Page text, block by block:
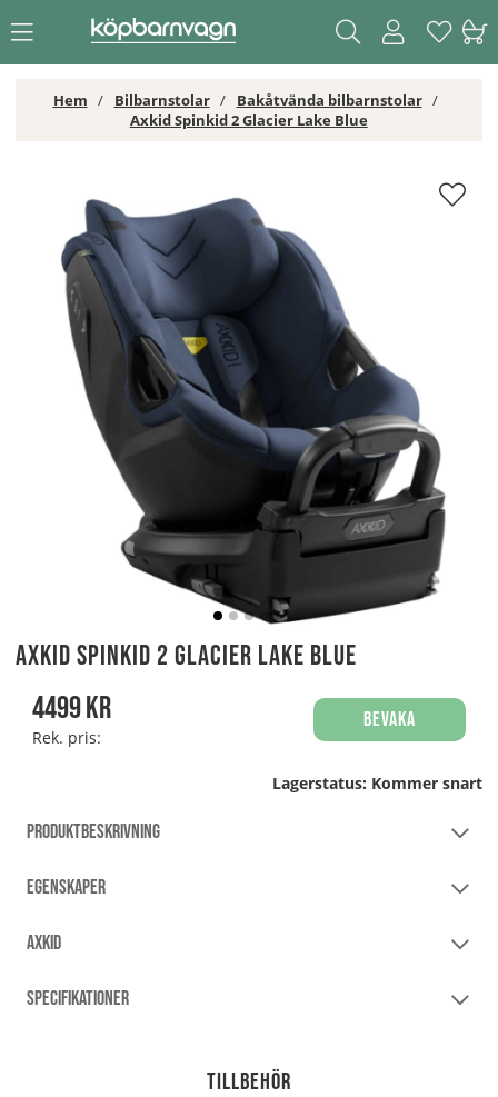
Hem Bilbarnstolar
Bakåtvända bilbarnstolar
Axkid Spinkid 2 Glacier Lake Blue
Axkid Spinkid 2 Glacier Lake Blue
4499kr
Rek. pris:
Bevaka
Lagerstatus: Kommer snart
PRODUKTBESKRIVNING
EGENSKAPER
AXKID
SPECIFIKATIONER
Tillbehör